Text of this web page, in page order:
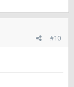
#10